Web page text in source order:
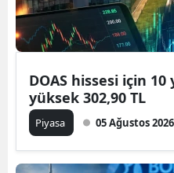
DOAS hissesi için
yüksek 302,90 TL
Piyasa 05 Ağustos 2026